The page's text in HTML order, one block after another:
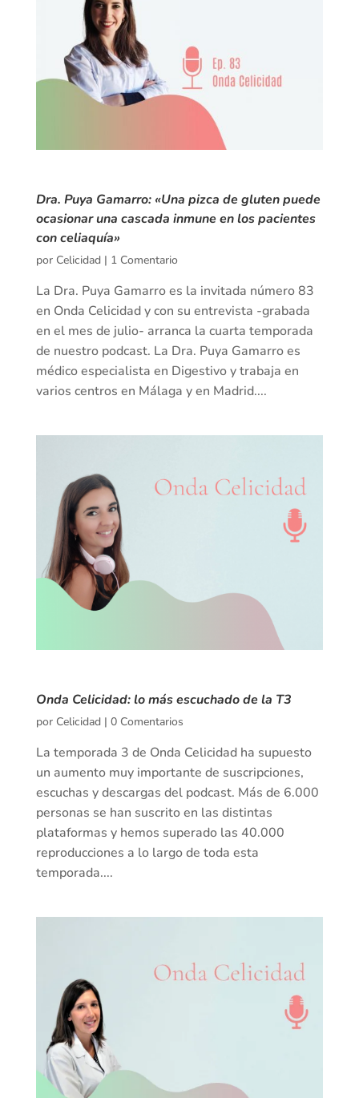
Dra. Puya Gamarro: «Una pizca de gluten puede
ocasionar una cascada inmune en los pacientes
con celiaquía»
por Celicidad| 1 Comentario
La Dra. Puya Gamarro es la invitada número 83
en Onda Celicidad y con su entrevista -grabada
en el mes de julio- arranca la cuarta temporada
de nuestro podcast. La Dra. Puya Gamarro es
médico especialista en Digestivo y trabaja en
varios centros en Málaga y en Madrid....
Onda Celicidad: lo más escuchado de la T3
por Celicidad| 0 Comentarios
La temporada 3 de Onda Celicidad ha supuesto
un aumento muy importante de suscripciones,
escuchas y descargas del podcast. Más de 6.000
personas se han suscrito en las distintas
plataformas y hemos superado las 40.000
reproducciones a lo largo de toda esta
temporada....